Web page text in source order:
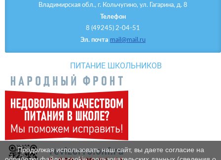
Владимирская обл., г. Кольчугино, ул. Гагарина, д. 8
Телефон
8 (49245) 2-04-51
Эл. почта mail@mail.ru
ПИТАНИЕ ШКОЛЬНИКОВ
Продолжая использовать наш сайт, вы даете согласие на